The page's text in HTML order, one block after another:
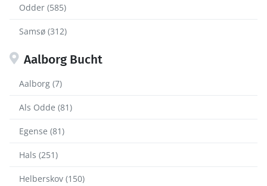
Odder (585)
Samsø (312)
Aalborg Bucht
Aalborg (7)
Als Odde (81)
Egense (81)
Hals (251)
Helberskov (150)